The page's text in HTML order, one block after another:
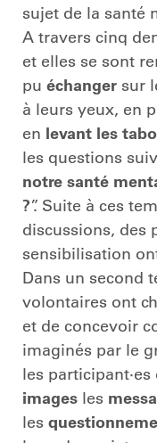
sujet de la santé
A travers cinq
et elles se sont
pu échanger sur
à leurs yeux, en
en levant les
les questions
notre santé
?”. Suite à ces
discussions, des
sensibilisation
Dans un second
volontaires ont
et de concevoir
imaginés par le
les
images les
les